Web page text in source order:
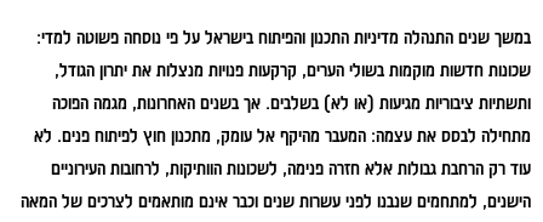
במשך שנים התנהלה מדיניות התכנון והפיתוח בישראל על פי נוסחה פשוטה למדי:
שכונות חדשות מוקמות בשולי הערים, קרקעות פנויות מנצלות את יתרון הגודל,
ותשתיות ציבוריות מגיעות (או לא) בשלבים. אך בשנים האחרונות, מגמה הפוכה
מתחילה לבסס את עצמה: המעבר מהיקף אל עומק, מתכנון חוץ לפיתוח פנים. לא
עוד רק הרחבת גבולות אלא חזרה פנימה, לשכונות הוותיקות, לרחובות העירוניים
הישנים, למתחמים שנבנו לפני עשרות שנים וכבר אינם מותאמים לצרכים של המאה